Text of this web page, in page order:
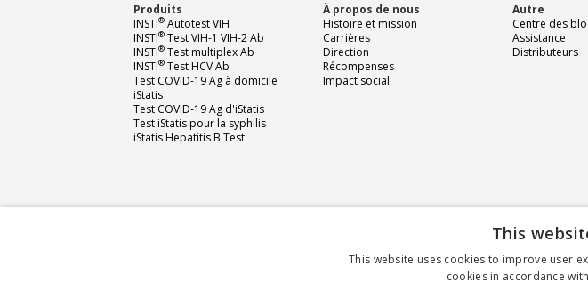
Produits
INSTI® Autotest VIH
INSTI® Test VIH-1 VIH-2 Ab
INSTI® Test multiplex Ab
INSTI® Test HCV Ab
Test COVID-19 Ag à domicile
iStatis
Test COVID-19 Ag d'iStatis
Test iStatis pour la syphilis
iStatis Hepatitis B Test
À propos de nous
Histoire et mission
Carrières
Direction
Récompenses
Impact social
Autre
Centre des
Assistance
Distributeurs
This
This website uses cookies to improve user
cookies in accordance